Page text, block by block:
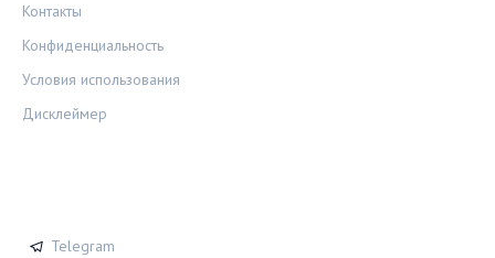
Контакты
Конфиденциальность
Условия использования
Дисклеймер
Telegram